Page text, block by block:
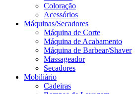
Coloração
Acessórios
Máquinas/Secadores
Máquina de Corte
Máquina de Acabamento
Máquina de Barbear/Shaver
Massageador
Secadores
Mobiliário
Cadeiras